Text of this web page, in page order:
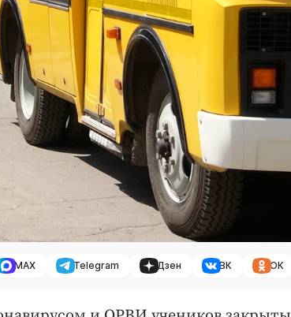
MAX Telegram Дзен ВК ОК